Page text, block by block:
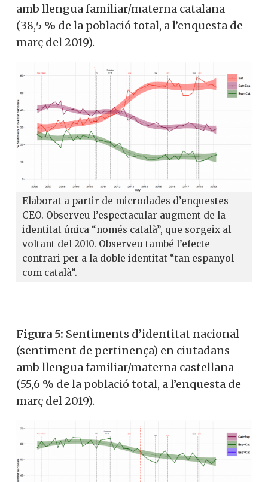
amb llengua familiar/materna catalana
(38,5 % de la població total, a l’enquesta de
març del 2019).
Elaborat a partir de microdades d’enquestes
CEO. Observeu l’espectacular augment de la
identitat única “només català”, que sorgeix al
voltant del 2010. Observeu també l’efecte
contrari per a la doble identitat “tan espanyol
com català”.
Figura 5: Sentiments d’identitat nacional
(sentiment de pertinença) en ciutadans
amb llengua familiar/materna castellana
(55,6 % de la població total, a l’enquesta de
març del 2019).